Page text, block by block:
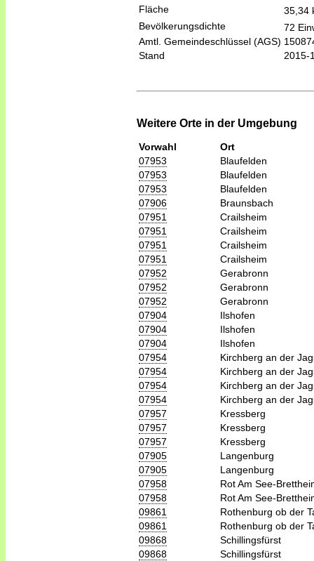
Fläche
35,34
Bevölkerungsdichte
72
Amtl. Gemeindeschlüssel (AGS)
Stand
2015-
Weitere Orte in der Umgebung
Vorwahl
Ort
07953
Blaufelden
07953
Blaufelden
07953
Blaufelden
07906
Braunsbach
07951
Crailsheim
07951
Crailsheim
07951
Crailsheim
07951
Crailsheim
07952
Gerabronn
07952
Gerabronn
07952
Gerabronn
07904
Ilshofen
07904
Ilshofen
07904
Ilshofen
07954
Kirchberg an der
07954
Kirchberg an der
07954
Kirchberg an der
07954
Kirchberg an der
07957
Kressberg
07957
Kressberg
07957
Kressberg
07905
Langenburg
07905
Langenburg
07958
Rot Am See-
07958
Rot Am See-
09861
Rothenburg ob der
09861
Rothenburg ob der
09868
Schillingsfürst
09868
Schillingsfürst